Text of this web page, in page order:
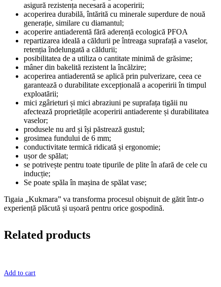
asigură rezistența necesară a acoperirii;
acoperirea durabilă, întărită cu minerale superdure de nouă
generație, similare cu diamantul;
acoperire antiaderentă fără aderență ecologică PFOA
repartizarea ideală a căldurii pe întreaga suprafață a vaselor,
retenția îndelungată a căldurii;
posibilitatea de a utiliza o cantitate minimă de grăsime;
mâner din bakelită rezistent la încălzire;
acoperirea antiaderentă se aplică prin pulverizare, ceea ce
garantează o durabilitate excepțională a acoperirii în timpul
exploatării;
mici zgârieturi și mici abraziuni pe suprafața tigăii nu
afectează proprietățile acoperirii antiaderente și durabilitatea
vaselor;
produsele nu ard și își păstrează gustul;
grosimea fundului de 6 mm;
conductivitate termică ridicată și ergonomie;
ușor de spălat;
se potrivește pentru toate tipurile de plite în afară de cele cu
inducție;
Se poate spăla în mașina de spălat vase;
Tigaia „Kukmara” va transforma procesul obișnuit de gătit într-o
experiență plăcută și ușoară pentru orice gospodină.
Related products
Add to cart